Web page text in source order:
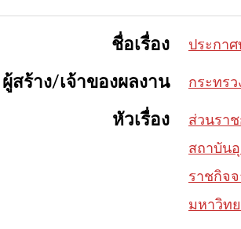
ชื่อเรื่อง ประกา
ผู้สร้าง/เจ้าของผลงาน กระทร
หัวเรื่อง
ส่วนรา
สถาบัน
ราชกิจ
มหาวิท